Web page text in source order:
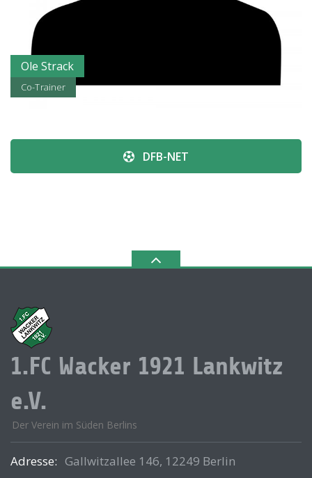
Ole Strack
Co-Trainer
DFB-NET
1.FC Wacker 1921 Lankwitz
e.V.
Der Verein im Süden Berlins
Adresse: Gallwitzallee 146, 12249 Berlin